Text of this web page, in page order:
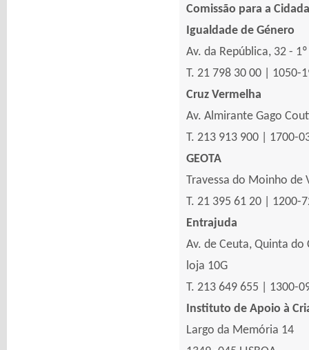
Comissão para a
Igualdade de Género
Av. da República, 32 - 1º
T. 21 798 30 00 | 1050-
Cruz Vermelha
Av. Almirante Gago
T. 213 913 900 | 1700-
GEOTA
Travessa do Moinho de
T. 21 395 61 20 | 1200-
Entrajuda
Av. de Ceuta, Quinta do
loja 10G
T. 213 649 655 | 1300-
Instituto de Apoio à
Largo da Memória 14